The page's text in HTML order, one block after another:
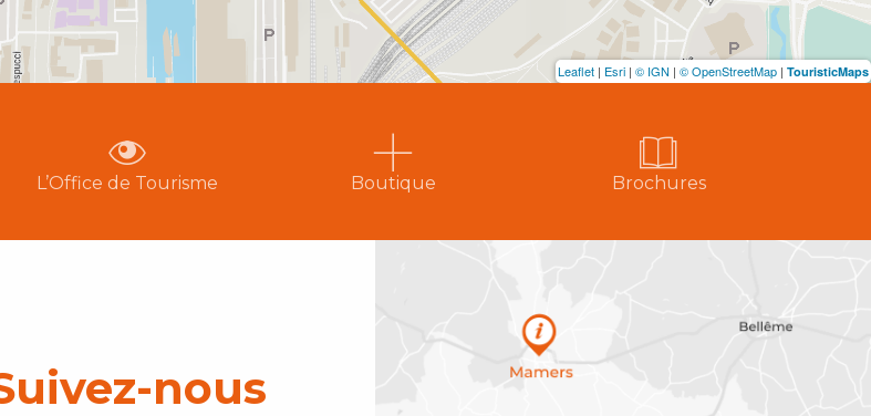
Leaflet | Esri | © IGN | © OpenStreetMap | TouristicMaps
L’Office de Tourisme Boutique Brochures
nous